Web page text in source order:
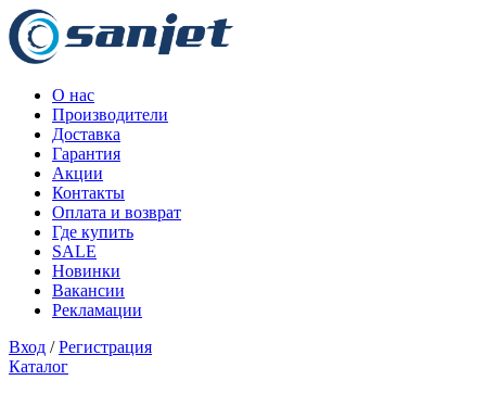
О нас
Производители
Доставка
Гарантия
Акции
Контакты
Оплата и возврат
Где купить
SALE
Новинки
Вакансии
Рекламации
Вход /Регистрация
Каталог